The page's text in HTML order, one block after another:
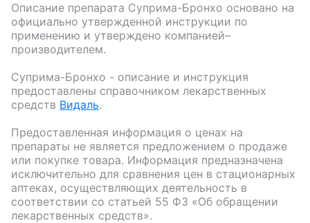
Описание препарата Суприма-Бронхо основано на
официально утвержденной инструкции по
применению и утверждено компанией–
производителем.
Суприма-Бронхо - описание и инструкция
предоставлены справочником лекарственных
средств Видаль.
Предоставленная информация о ценах на
препараты не является предложением о продаже
или покупке товара. Информация предназначена
исключительно для сравнения цен в стационарных
аптеках, осуществляющих деятельность в
соответствии со статьей 55 ФЗ «Об обращении
лекарственных средств».